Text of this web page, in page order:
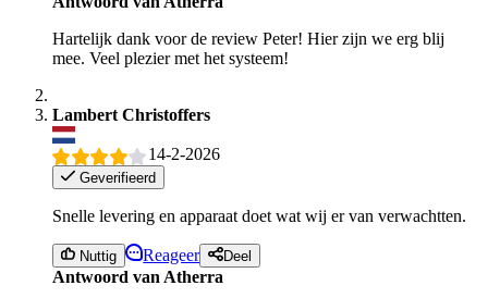
Hartelijk dank voor de review Peter! Hier zijn we erg blij
mee. Veel plezier met het systeem!
Lambert Christoffers
14-2-2026
Geverifieerd
Snelle levering en apparaat doet wat wij er van verwachtten.
Nuttig Reageer Deel
Antwoord van Atherra